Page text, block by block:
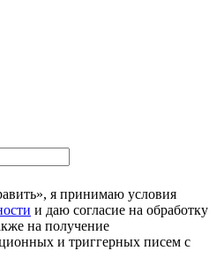
я принимаю условия
и даю согласие на обработку
на получение
и триггерных писем с